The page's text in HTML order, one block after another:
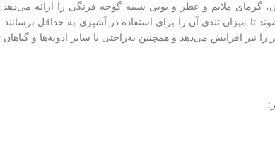
گرمای ملایم و عطر و بویی شبیه گوجه فرنگی را ارائه
میزان تندی آن را برای استفاده در آشپزی به حداقل برسانند.
را نیز افزایش می‌دهد و همچنین به‌راحتی با سایر ادویه‌ها و